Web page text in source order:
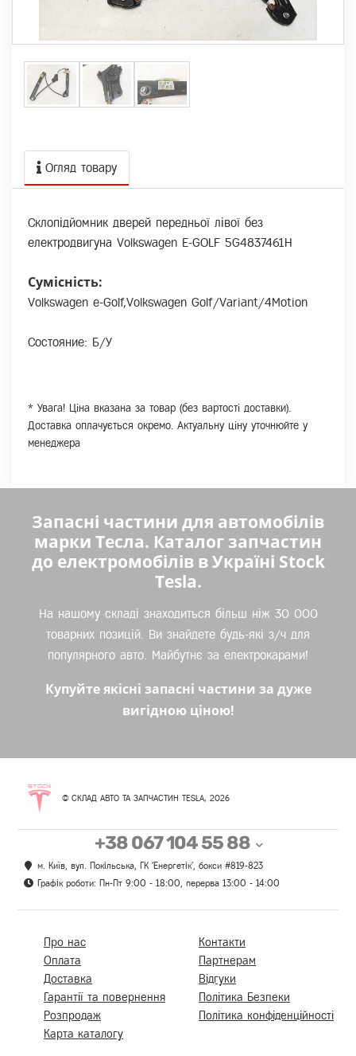
Огляд товару
Склопідйомник дверей передньої лівої без
електродвигуна Volkswagen E-GOLF 5G4837461H
Сумісність:
Volkswagen e-Golf,Volkswagen Golf/Variant/4Motion
Состояние: Б/У
* Увага! Ціна вказана за товар (без вартості доставки).
Доставка оплачується окремо. Актуальну ціну уточнюйте у
менеджера
Запасні частини для автомобілів
марки Тесла. Каталог запчастин
до електромобілів в Україні Stock
Tesla.
На нашому складі знаходиться більш ніж 30 000
товарних позицій. Ви знайдете будь-які з/ч для
популярного авто. Майбутнє за електрокарами!
Купуйте якісні запасні частини за дуже
вигідною ціною!
© СКЛАД АВТО ТА ЗАПЧАСТИН TESLA, 2026
+38 067 104 55 88
м. Київ, вул. Покільська, ГК 'Енергетік', бокси #819-823
Графік роботи: Пн-Пт 9:00 - 18:00, перерва 13:00 - 14:00
Про нас
Оплата
Доставка
Гарантії та повернення
Розпродаж
Карта каталогу
Контакти
Партнерам
Відгуки
Політика Безпеки
Політика конфіденційності